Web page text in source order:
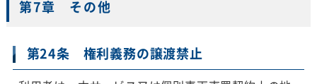
第7章 その他
第24条 権利義務の譲渡禁止